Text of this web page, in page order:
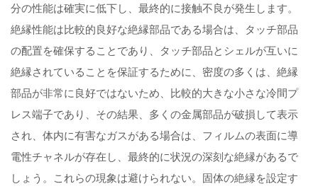
分の性能は確実に低下し、最終的に接触不良が発生します。
絶縁性能は比較的良好な絶縁部品である場合は、タッチ部品
の配置を確保することであり、タッチ部品とシェルが互いに
絶縁されていることを保証するために、密度の多くは、絶縁
部品が非常に良好ではないため、比較的大きな小さな冷間プ
レス端子であり、その結果、多くの金属部品が破損して表示
され、体内に有害なガスがある場合は、フィルムの表面に導
電性チャネルが存在し、最終的に状況の深刻な絶縁があるで
しょう。これらの現象は避けられない。固体の絶縁を設定す